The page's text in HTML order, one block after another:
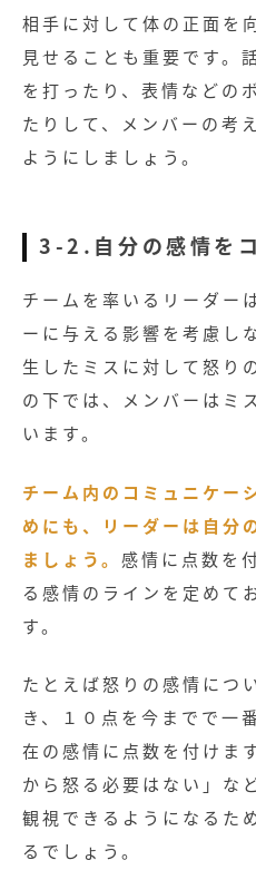
相手に対して体の正面を
見せることも重要です。
を打ったり、表情などの
たりして、メンバーの考
ようにしましょう。
3-2.自分の感情を
チームを率いるリーダー
ーに与える影響を考慮し
生したミスに対して怒り
の下では、メンバーはミ
います。
チーム内のコミュニケー
めにも、リーダーは自分
ましょう。 感情に点数を
る感情のラインを定めて
す。
たとえば怒りの感情につ
き、１０点を今までで一
在の感情に点数を付けま
から怒る必要はない」な
観視できるようになるた
るでしょう。